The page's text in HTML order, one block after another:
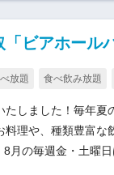
ビアホール
放題 食べ飲み放題
たしました！毎年夏
料理や、種類豊富な
8月の毎週金・土曜